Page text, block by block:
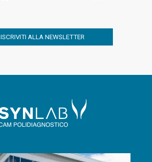
ISCRIVITI ALLA NEWSLETTER